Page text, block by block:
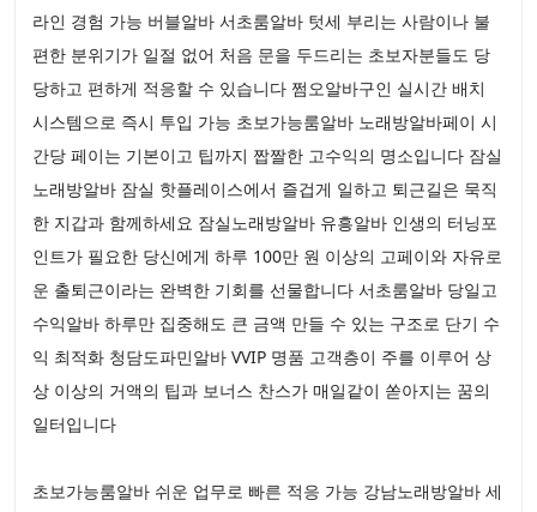
라인 경험 가능 버블알바 서초룸알바 텃세 부리는 사람이나 불
편한 분위기가 일절 없어 처음 문을 두드리는 초보자분들도 당
당하고 편하게 적응할 수 있습니다 쩜오알바구인 실시간 배치
시스템으로 즉시 투입 가능 초보가능룸알바 노래방알바페이 시
간당 페이는 기본이고 팁까지 짭짤한 고수익의 명소입니다 잠실
노래방알바 잠실 핫플레이스에서 즐겁게 일하고 퇴근길은 묵직
한 지갑과 함께하세요 잠실노래방알바 유흥알바 인생의 터닝포
인트가 필요한 당신에게 하루 100만 원 이상의 고페이와 자유로
운 출퇴근이라는 완벽한 기회를 선물합니다 서초룸알바 당일고
수익알바 하루만 집중해도 큰 금액 만들 수 있는 구조로 단기 수
익 최적화 청담도파민알바 VVIP 명품 고객층이 주를 이루어 상
상 이상의 거액의 팁과 보너스 찬스가 매일같이 쏟아지는 꿈의
일터입니다
초보가능룸알바 쉬운 업무로 빠른 적응 가능 강남노래방알바 세